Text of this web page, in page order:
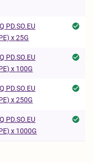
PD.SO.EU
x 25G
PD.SO.EU
x 100G
PD.SO.EU
x 250G
PD.SO.EU
x 1000G